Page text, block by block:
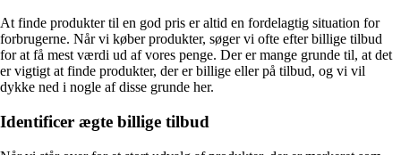
At finde produkter til en god pris er altid en fordelagtig situation for
forbrugerne. Når vi køber produkter, søger vi ofte efter billige tilbud
for at få mest værdi ud af vores penge. Der er mange grunde til, at det
er vigtigt at finde produkter, der er billige eller på tilbud, og vi vil
dykke ned i nogle af disse grunde her.
Identificer ægte billige tilbud